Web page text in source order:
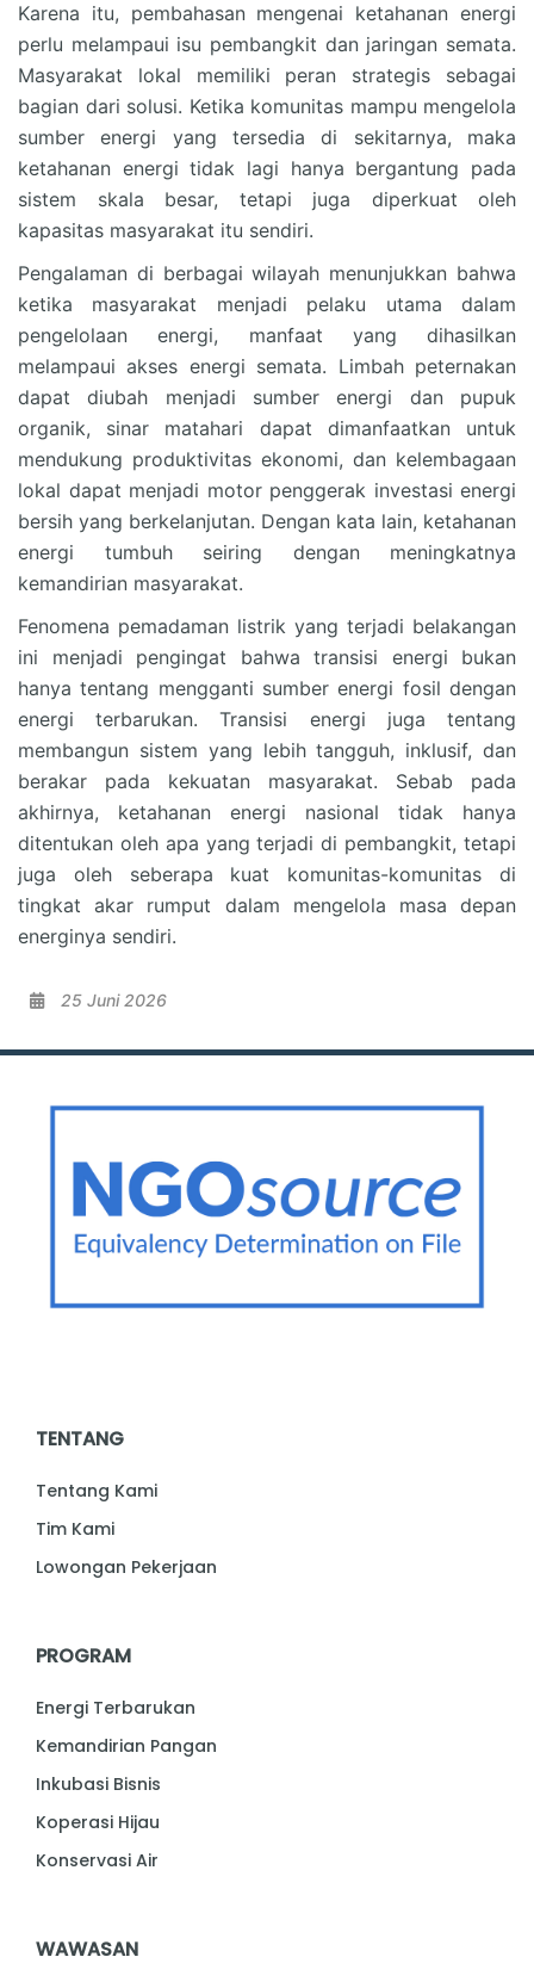
Karena itu, pembahasan mengenai ketahanan energi
perlu melampaui isu pembangkit dan jaringan semata.
Masyarakat lokal memiliki peran strategis sebagai
bagian dari solusi. Ketika komunitas mampu mengelola
sumber energi yang tersedia di sekitarnya, maka
ketahanan energi tidak lagi hanya bergantung pada
sistem skala besar, tetapi juga diperkuat oleh
kapasitas masyarakat itu sendiri.
Pengalaman di berbagai wilayah menunjukkan bahwa
ketika masyarakat menjadi pelaku utama dalam
pengelolaan energi, manfaat yang dihasilkan
melampaui akses energi semata. Limbah peternakan
dapat diubah menjadi sumber energi dan pupuk
organik, sinar matahari dapat dimanfaatkan untuk
mendukung produktivitas ekonomi, dan kelembagaan
lokal dapat menjadi motor penggerak investasi energi
bersih yang berkelanjutan. Dengan kata lain, ketahanan
energi tumbuh seiring dengan meningkatnya
kemandirian masyarakat.
Fenomena pemadaman listrik yang terjadi belakangan
ini menjadi pengingat bahwa transisi energi bukan
hanya tentang mengganti sumber energi fosil dengan
energi terbarukan. Transisi energi juga tentang
membangun sistem yang lebih tangguh, inklusif, dan
berakar pada kekuatan masyarakat. Sebab pada
akhirnya, ketahanan energi nasional tidak hanya
ditentukan oleh apa yang terjadi di pembangkit, tetapi
juga oleh seberapa kuat komunitas-komunitas di
tingkat akar rumput dalam mengelola masa depan
energinya sendiri.
25 Juni 2026
TENTANG
Tentang Kami
Tim Kami
Lowongan Pekerjaan
PROGRAM
Energi Terbarukan
Kemandirian Pangan
Inkubasi Bisnis
Koperasi Hijau
Konservasi Air
WAWASAN